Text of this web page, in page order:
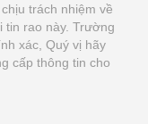
trách nhiệm về
tin rao này. Trường
xác, Quý vị hãy
cấp thông tin cho